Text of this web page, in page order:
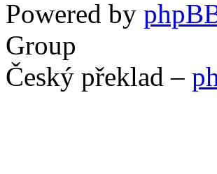
Powered by
Group
Český překlad –